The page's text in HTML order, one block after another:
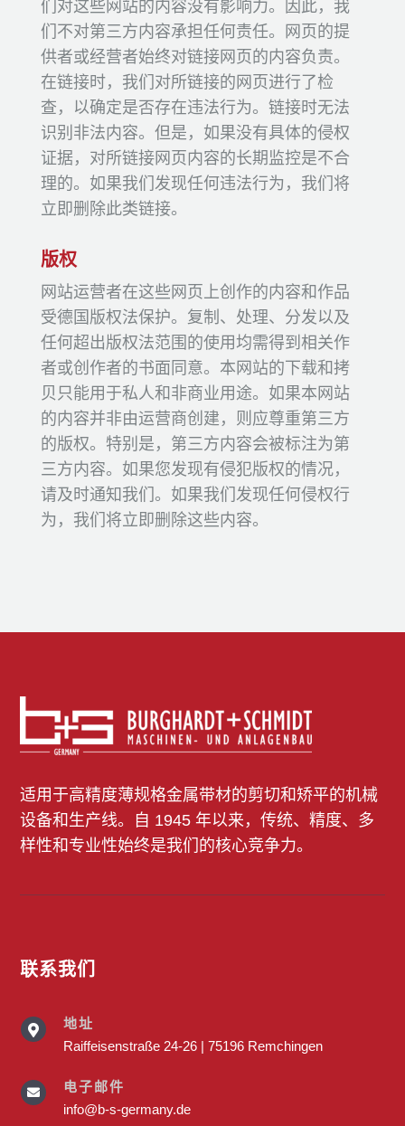
们对这些网站的内容没有影响力。因此，我
们不对第三方内容承担任何责任。网页的提
供者或经营者始终对链接网页的内容负责。
在链接时，我们对所链接的网页进行了检
查，以确定是否存在违法行为。链接时无法
识别非法内容。但是，如果没有具体的侵权
证据，对所链接网页内容的长期监控是不合
理的。如果我们发现任何违法行为，我们将
立即删除此类链接。
版权
网站运营者在这些网页上创作的内容和作品
受德国版权法保护。复制、处理、分发以及
任何超出版权法范围的使用均需得到相关作
者或创作者的书面同意。本网站的下载和拷
贝只能用于私人和非商业用途。如果本网站
的内容并非由运营商创建，则应尊重第三方
的版权。特别是，第三方内容会被标注为第
三方内容。如果您发现有侵犯版权的情况，
请及时通知我们。如果我们发现任何侵权行
为，我们将立即删除这些内容。
适用于高精度薄规格金属带材的剪切和矫平的机械
设备和生产线。自 1945 年以来，传统、精度、多
样性和专业性始终是我们的核心竞争力。
联系我们

地址
Raiffeisenstraße 24-26 | 75196 Remchingen

电子邮件
info@b-s-germany.de